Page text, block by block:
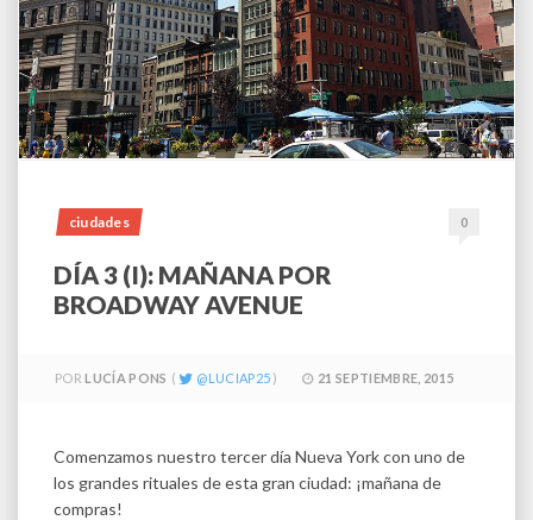
ciudades 0
DÍA 3 (I): MAÑANA POR
BROADWAY AVENUE
PORLUCÍA PONS LUCIAP25 21 SEPTIEMBRE, 2015
Comenzamos nuestro tercer día Nueva York con uno de
los grandes rituales de esta gran ciudad: ¡mañana de
compras!